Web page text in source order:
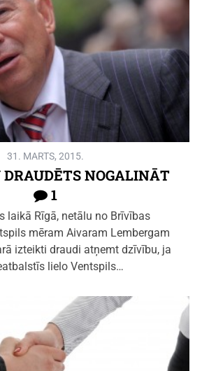
31. MARTS, 2015.
DRAUDĒTS NOGALINĀT
1
laikā Rīgā, netālu no Brīvības
mēram Aivaram Lembergam
izteikti draudi atņemt dzīvību, ja
lielo Ventspils…